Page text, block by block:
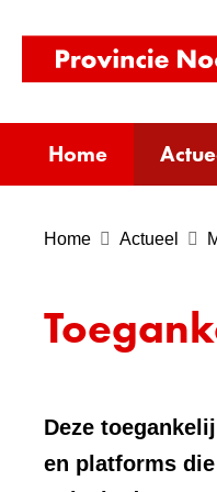
Home
Home Actueel
Deze
en platforms